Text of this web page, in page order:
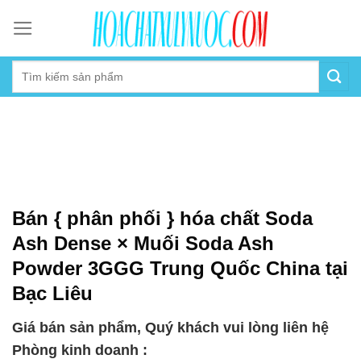
content
Bán { phân phối } hóa chất Soda
Ash Dense × Muối Soda Ash
Powder 3GGG Trung Quốc China tại
Bạc Liêu
Giá bán sản phẩm, Quý khách vui lòng liên hệ
Phòng kinh doanh :